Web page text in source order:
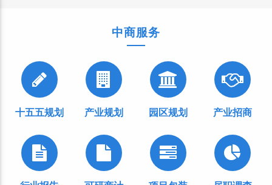
中商服务
十五五规划 产业规划 园区规划 产业招商